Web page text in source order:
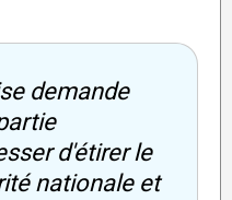
demande
d'étirer le
nationale et